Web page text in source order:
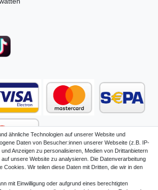
ähnliche Technologien auf unserer Website und
Daten von Besucher:innen unserer Webseite (z.B. IP-
Anzeigen zu personalisieren, Medien von Drittanbietern
unsere Website zu analysieren. Die Datenverarbeitung
Cookies. Wir teilen diese Daten mit Dritten, die wir in den
mit Einwilligung oder aufgrund eines berechtigten